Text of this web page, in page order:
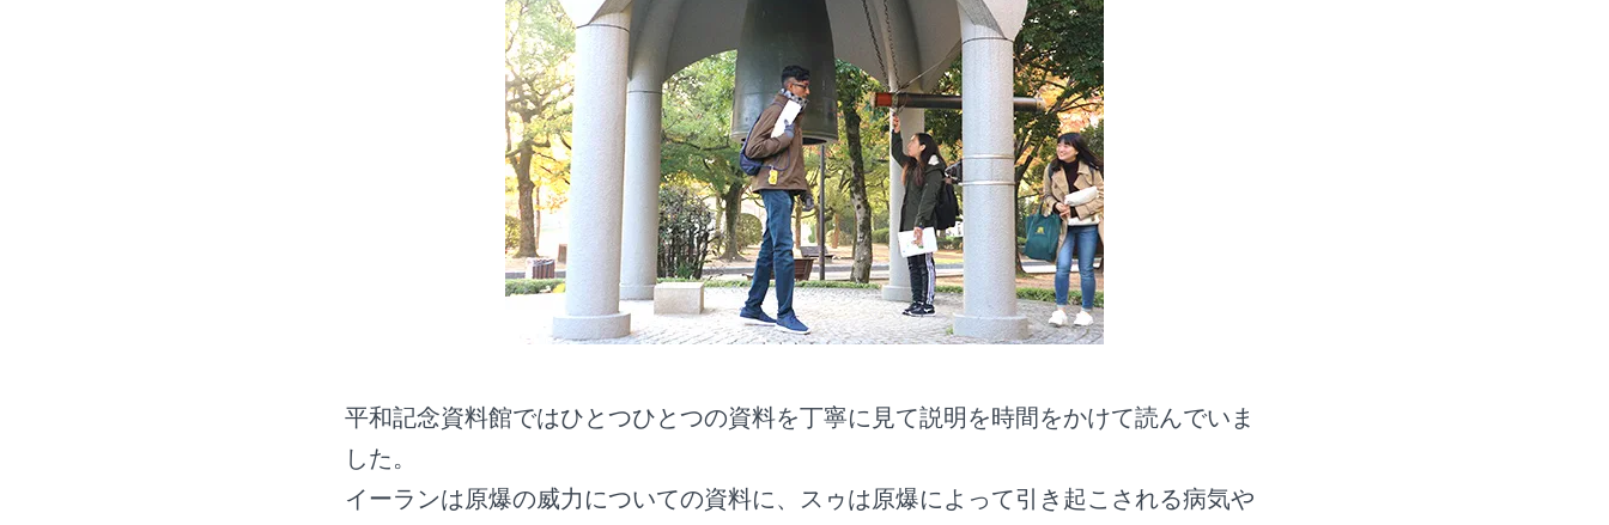
平和記念資料館ではひとつひとつの資料を丁寧に見て説明を時間をかけて読んでいま
した。
イーランは原爆の威力についての資料に、スゥは原爆によって引き起こされる病気や